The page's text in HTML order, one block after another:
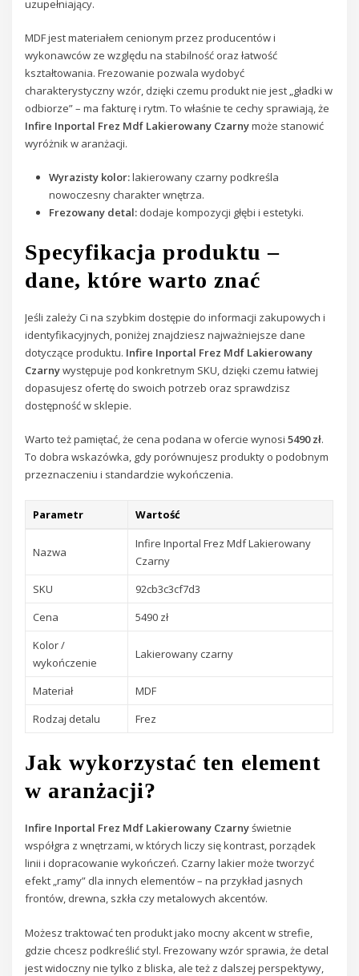
uzupełniający.
MDF jest materiałem cenionym przez producentów i
wykonawców ze względu na stabilność oraz łatwość
kształtowania. Frezowanie pozwala wydobyć
charakterystyczny wzór, dzięki czemu produkt nie jest „gładki w
odbiorze” – ma fakturę i rytm. To właśnie te cechy sprawiają, że
Infire Inportal Frez Mdf Lakierowany Czarnymoże stanowić
wyróżnik w aranżacji.
Wyrazisty kolor:lakierowany czarny podkreśla
nowoczesny charakter wnętrza.
Frezowany detal:dodaje kompozycji głębi i estetyki.
Specyfikacja produktu –
dane, które warto znać
Jeśli zależy Ci na szybkim dostępie do informacji zakupowych i
identyfikacyjnych, poniżej znajdziesz najważniejsze dane
dotyczące produktu. Infire Inportal Frez Mdf Lakierowany
Czarnywystępuje pod konkretnym SKU, dzięki czemu łatwiej
dopasujesz ofertę do swoich potrzeb oraz sprawdzisz
dostępność w sklepie.
Warto też pamiętać, że cena podana w ofercie wynosi5490 zł.
To dobra wskazówka, gdy porównujesz produkty o podobnym
przeznaczeniu i standardzie wykończenia.
Parametr Wartość
Nazwa
Infire Inportal Frez Mdf Lakierowany
Czarny
SKU
92cb3c3cf7d3
Cena
5490 zł
Kolor /
wykończenie
Lakierowany czarny
Materiał
MDF
Rodzaj detalu
Frez
Jak wykorzystać ten element
w aranżacji?
Infire Inportal Frez Mdf Lakierowany Czarnyświetnie
współgra z wnętrzami, w których liczy się kontrast, porządek
linii i dopracowanie wykończeń. Czarny lakier może tworzyć
efekt „ramy” dla innych elementów – na przykład jasnych
frontów, drewna, szkła czy metalowych akcentów.
Możesz traktować ten produkt jako mocny akcent w strefie,
gdzie chcesz podkreślić styl. Frezowany wzór sprawia, że detal
jest widoczny nie tylko z bliska, ale też z dalszej perspektywy,